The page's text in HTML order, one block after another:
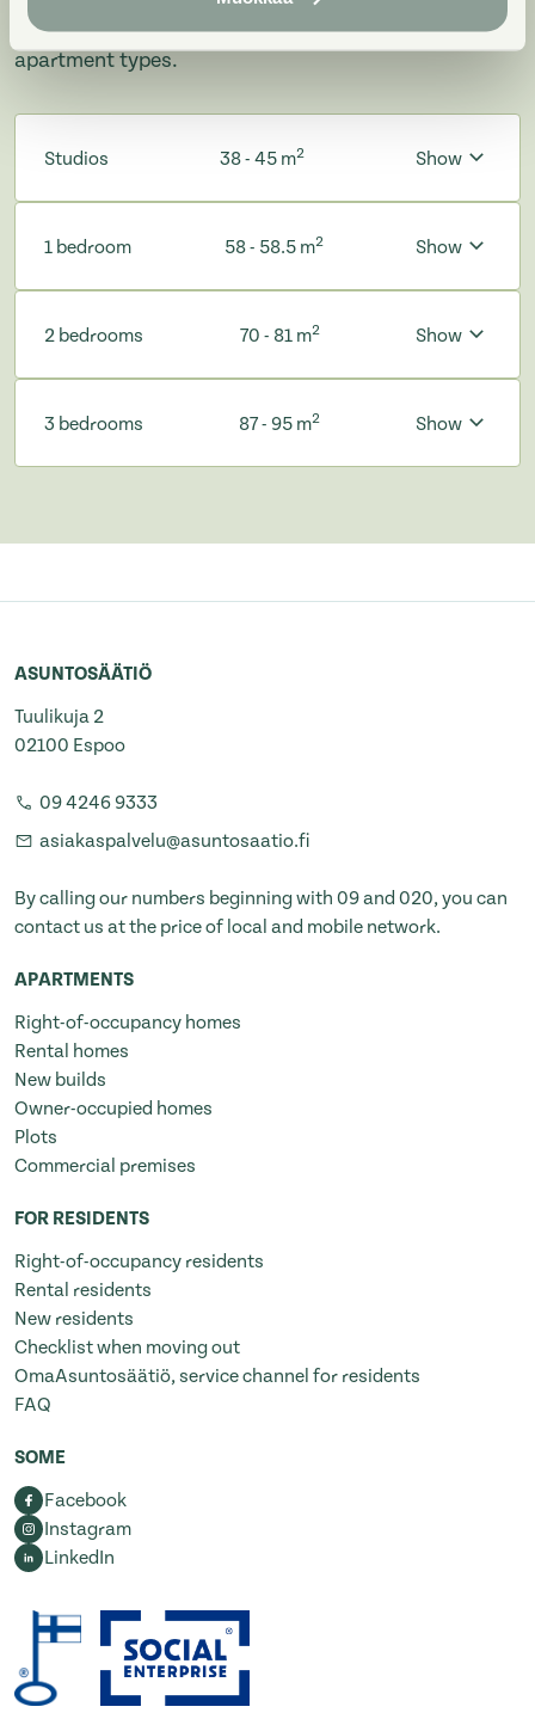
property. You are automatically in queue for these
apartment types.
Studios 38 - 45 m2 Show
1 bedroom 58 - 58.5 m2 Show
2 bedrooms 70 - 81 m2 Show
3 bedrooms 87 - 95 m2 Show
ASUNTOSÄÄTIÖ
Tuulikuja 2
02100 Espoo
09 4246 9333
asiakaspalvelu@asuntosaatio.fi
By calling our numbers beginning with 09 and 020, you can
contact us at the price of local and mobile network.
APARTMENTS
Right-of-occupancy homes
Rental homes
New builds
Owner-occupied homes
Plots
Commercial premises
FOR RESIDENTS
Right-of-occupancy residents
Rental residents
New residents
Checklist when moving out
OmaAsuntosäätiö, service channel for residents
FAQ
SOME
Facebook
Instagram
LinkedIn